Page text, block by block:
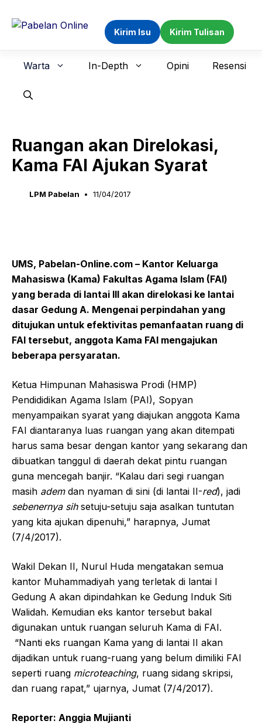
Kirim Isu Kirim Tulisan
Warta In-Depth Opini Resensi
Ruangan akan Direlokasi,
Kama FAI Ajukan Syarat
LPM Pabelan 11/04/2017
UMS, Pabelan-Online.com – Kantor Keluarga
Mahasiswa (Kama) Fakultas Agama Islam (FAI)
yang berada di lantai III akan direlokasi ke lantai
dasar Gedung A. Mengenai perpindahan yang
ditujukan untuk efektivitas pemanfaatan ruang di
FAI tersebut, anggota Kama FAI mengajukan
beberapa persyaratan.
Ketua Himpunan Mahasiswa Prodi (HMP)
Pendididikan Agama Islam (PAI), Sopyan
menyampaikan syarat yang diajukan anggota Kama
FAI diantaranya luas ruangan yang akan ditempati
harus sama besar dengan kantor yang sekarang dan
dibuatkan tanggul di daerah dekat pintu ruangan
guna mencegah ban­jir. “Kalau dari segi ruangan
masih ademdan nyaman di sini (di lantai II-red), jadi
sebenernya sih setuju-setuju saja asalkan tuntutan
yang kita ajukan dipenuhi,” harapnya, Jumat
(7/4/2017).
Wakil Dekan II, Nurul Huda mengatakan semua
kantor Muhammadiyah yang terletak di lantai I
Gedung A akan dipindahkan ke Gedung Induk Siti
Walidah. Kemudian eks kantor tersebut bakal
digunakan untuk ruangan seluruh Kama di FAI.
“Nanti eks ruangan Kama yang di lantai II akan
dijadikan untuk ruang-ruang yang belum dimiliki FAI
seperti ruang microteaching, ruang sidang skripsi,
dan ruang rapat,” ujarnya, Jumat (7/4/2017).
Reporter: Anggia Mujianti